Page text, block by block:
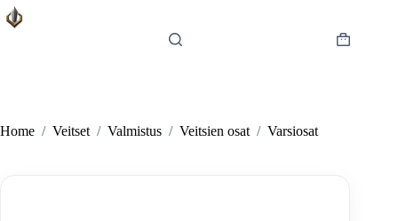
Skip
to
Shopping
Home / Veitset / Valmistus / Veitsien osat / Varsiosat